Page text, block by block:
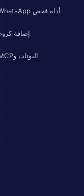
أداة فحص WhatsApp
إضافة كروم
البوتات وMCP